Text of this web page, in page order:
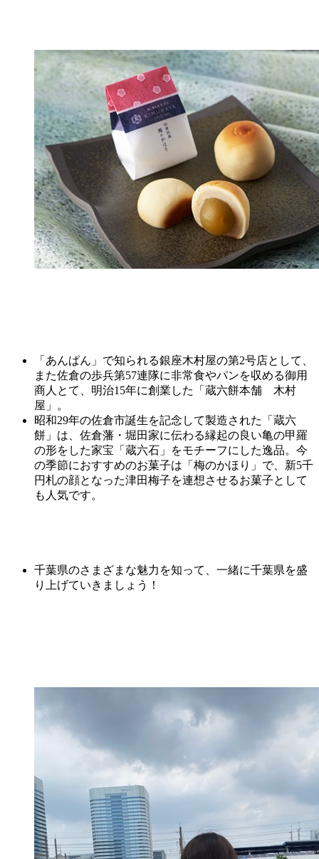
「あんぱん」で知られる銀座木村屋の第2号店として、
また佐倉の歩兵第57連隊に非常食やパンを収める御用
商人とて、明治15年に創業した「蔵六餅本舗 木村
屋」。
昭和29年の佐倉市誕生を記念して製造された「蔵六
餅」は、佐倉藩・堀田家に伝わる縁起の良い亀の甲羅
の形をした家宝「 蔵六石 」をモチーフにした逸品。今
の季節におすすめのお菓子は「梅のかほり」で、新5千
円札の顔となった津田梅子を連想させるお菓子として
も人気です。
千葉県のさまざまな魅力を知って、一緒に千葉県を盛
り上げていきましょう！